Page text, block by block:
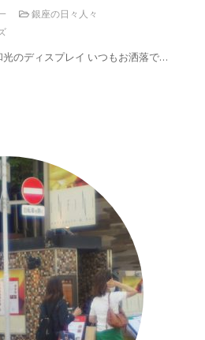
銀座の日々人々
のディスプレイ いつもお洒落で…